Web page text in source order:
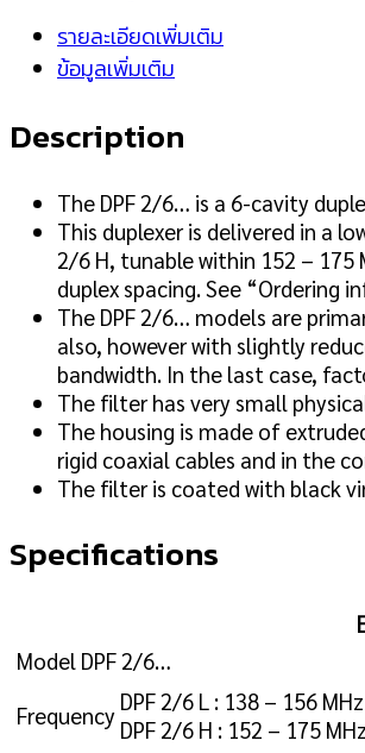
รายละเอียดเพิ่มเติม
ข้อมูลเพิ่มเติม
Description
The DPF 2/6… is a 6-cavity
This duplexer is delivered in a
2/6 H, tunable within 152 – 175
duplex spacing. See “Ordering
The DPF 2/6… models are
also, however with slightly
bandwidth. In the last case,
The filter has very small
The housing is made of
rigid coaxial cables and in the
The filter is coated with black
Specifications
Model DPF 2/6…
Frequency DPF 2/6 L : 138 – 156 MHz
DPF 2/6 H : 152 – 175 MHz